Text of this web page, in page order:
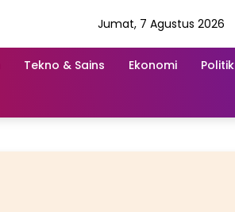
Jumat, 7 Agustus 2026
Tekno & Sains Ekonomi Politik